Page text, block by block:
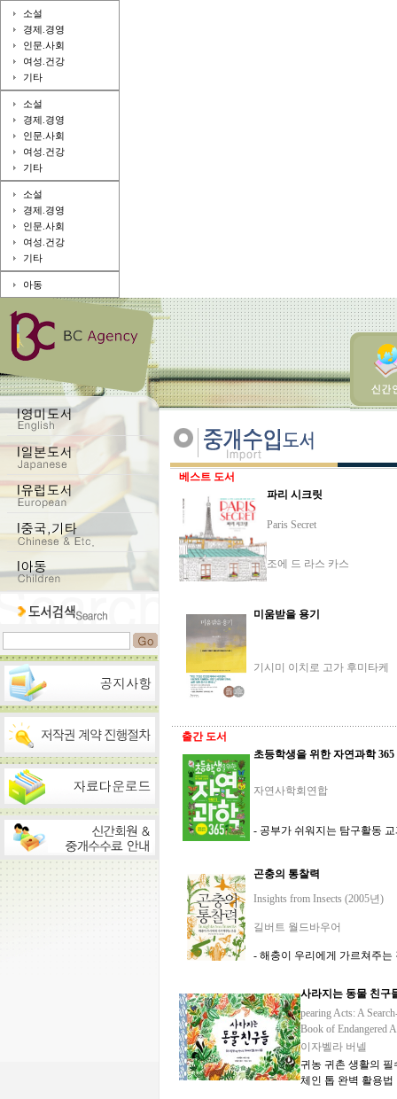
소설
경제.경영
인문.사회
여성.건강
기타
소설
경제.경영
인문.사회
여성.건강
기타
소설
경제.경영
인문.사회
여성.건강
기타
아동
베스트 도서
파리 시크릿
Paris Secret
조에 드 라스 카스
미움받을 용기
기시미 이치로 고가 후미타케
출간 도서
초등학생을 위한 자연과학 365
자연사학회연합
- 공부가 쉬워지는 탐구활동
곤충의 통찰력
Insights from Insects (2005년)
길버트 월드바우어
- 해충이 우리에게 가르쳐주는
사라지는 동물 친구
pearing Acts: A
Book of Endangered
이자벨라 버넬
귀농 귀촌 생활의 필
체인 톱 완벽 활용법